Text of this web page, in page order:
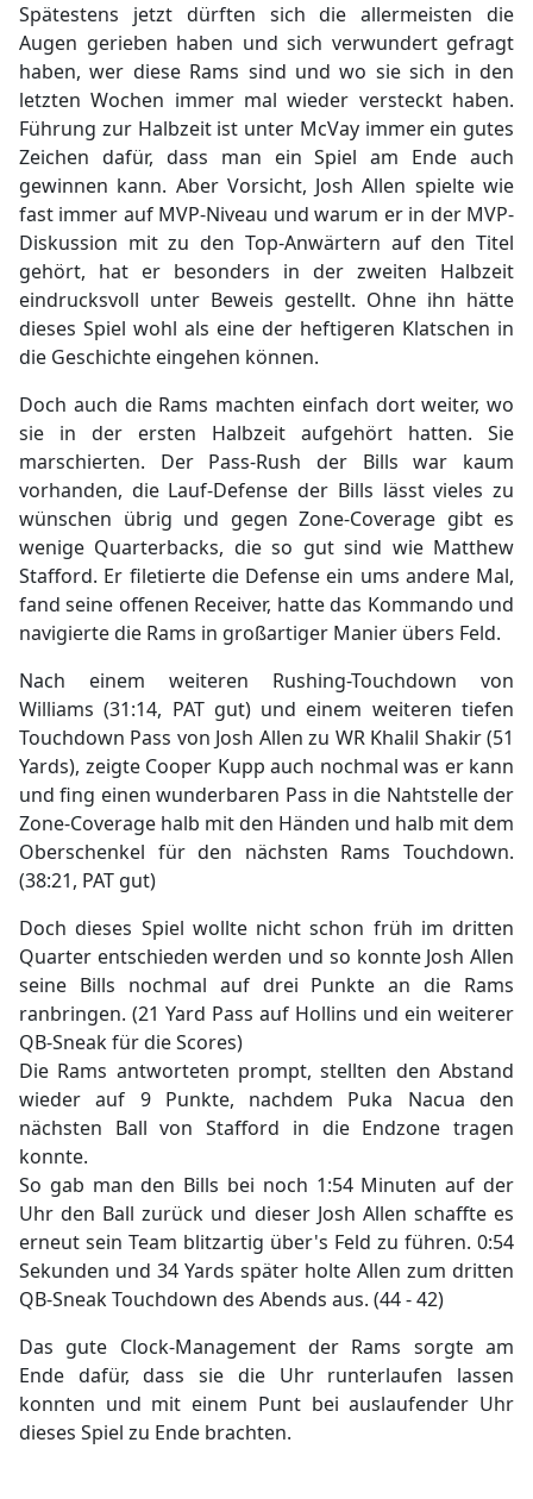
Spätestens jetzt dürften sich die allermeisten die
Augen gerieben haben und sich verwundert gefragt
haben, wer diese Rams sind und wo sie sich in den
letzten Wochen immer mal wieder versteckt haben.
Führung zur Halbzeit ist unter McVay immer ein gutes
Zeichen dafür, dass man ein Spiel am Ende auch
gewinnen kann. Aber Vorsicht, Josh Allen spielte wie
fast immer auf MVP-Niveau und warum er in der MVP-
Diskussion mit zu den Top-Anwärtern auf den Titel
gehört, hat er besonders in der zweiten Halbzeit
eindrucksvoll unter Beweis gestellt. Ohne ihn hätte
dieses Spiel wohl als eine der heftigeren Klatschen in
die Geschichte eingehen können.
Doch auch die Rams machten einfach dort weiter, wo
sie in der ersten Halbzeit aufgehört hatten. Sie
marschierten. Der Pass-Rush der Bills war kaum
vorhanden, die Lauf-Defense der Bills lässt vieles zu
wünschen übrig und gegen Zone-Coverage gibt es
wenige Quarterbacks, die so gut sind wie Matthew
Stafford. Er filetierte die Defense ein ums andere Mal,
fand seine offenen Receiver, hatte das Kommando und
navigierte die Rams in großartiger Manier übers Feld.
Nach einem weiteren Rushing-Touchdown von
Williams (31:14, PAT gut) und einem weiteren tiefen
Touchdown Pass von Josh Allen zu WR Khalil Shakir (51
Yards), zeigte Cooper Kupp auch nochmal was er kann
und fing einen wunderbaren Pass in die Nahtstelle der
Zone-Coverage halb mit den Händen und halb mit dem
Oberschenkel für den nächsten Rams Touchdown.
(38:21, PAT gut)
Doch dieses Spiel wollte nicht schon früh im dritten
Quarter entschieden werden und so konnte Josh Allen
seine Bills nochmal auf drei Punkte an die Rams
ranbringen. (21 Yard Pass auf Hollins und ein weiterer
QB-Sneak für die Scores)
Die Rams antworteten prompt, stellten den Abstand
wieder auf 9 Punkte, nachdem Puka Nacua den
nächsten Ball von Stafford in die Endzone tragen
konnte.
So gab man den Bills bei noch 1:54 Minuten auf der
Uhr den Ball zurück und dieser Josh Allen schaffte es
erneut sein Team blitzartig über's Feld zu führen. 0:54
Sekunden und 34 Yards später holte Allen zum dritten
QB-Sneak Touchdown des Abends aus. (44 - 42)
Das gute Clock-Management der Rams sorgte am
Ende dafür, dass sie die Uhr runterlaufen lassen
konnten und mit einem Punt bei auslaufender Uhr
dieses Spiel zu Ende brachten.